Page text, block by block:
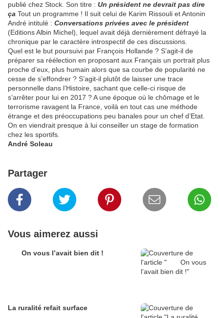
publié chez Stock. Son titre : Un président ne devrait pas dire
ça Tout un programme ! Il suit celui de Karim Rissouli et Antonin
André intitulé : Conversations privées avec le président
(Editions Albin Michel), lequel avait déjà dernièrement défrayé la
chronique par le caractère introspectif de ces discussions.
Quel est le but poursuivi par François Hollande ? S’agit-il de
préparer sa réélection en proposant aux Français un portrait plus
proche d’eux, plus humain alors que sa courbe de popularité ne
cesse de s’effondrer ? S’agit-il plutôt de laisser une trace
personnelle dans l’Histoire, sachant que celle-ci risque de
s’arrêter pour lui en 2017 ? A une époque où le chômage et le
terrorisme ravagent la France, voilà en tout cas une méthode
étrange et des préoccupations peu banales pour un chef d’Etat.
On en viendrait presque à lui conseiller un stage de formation
chez les sportifs.
André Soleau
Partager
Vous aimerez aussi
On vous l’avait bien dit !